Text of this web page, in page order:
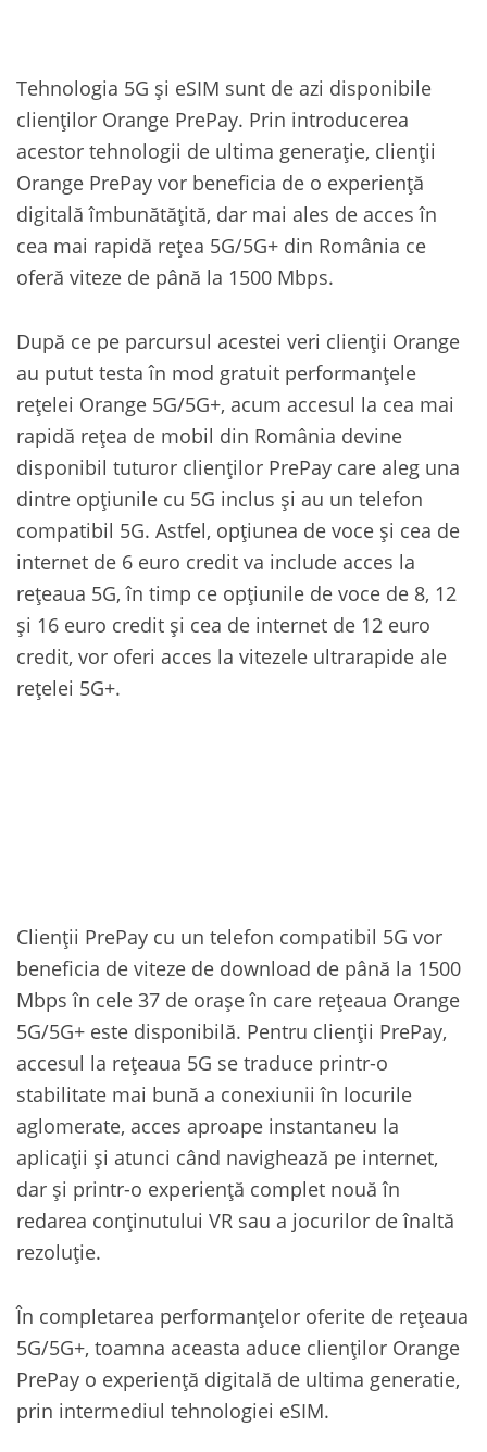
Tehnologia 5G și eSIM sunt de azi disponibile
clienților Orange PrePay. Prin introducerea
acestor tehnologii de ultima generație, clienții
Orange PrePay vor beneficia de o experiență
digitală îmbunătățită, dar mai ales de acces în
cea mai rapidă rețea 5G/5G+ din România ce
oferă viteze de până la 1500 Mbps.
După ce pe parcursul acestei veri clienții Orange
au putut testa în mod gratuit performanțele
rețelei Orange 5G/5G+, acum accesul la cea mai
rapidă rețea de mobil din România devine
disponibil tuturor clienților PrePay care aleg una
dintre opțiunile cu 5G inclus și au un telefon
compatibil 5G. Astfel, opțiunea de voce și cea de
internet de 6 euro credit va include acces la
rețeaua 5G, în timp ce opțiunile de voce de 8, 12
și 16 euro credit și cea de internet de 12 euro
credit, vor oferi acces la vitezele ultrarapide ale
rețelei 5G+.
Clienții PrePay cu un telefon compatibil 5G vor
beneficia de viteze de download de până la 1500
Mbps în cele 37 de orașe în care rețeaua Orange
5G/5G+ este disponibilă. Pentru clienții PrePay,
accesul la rețeaua 5G se traduce printr-o
stabilitate mai bună a conexiunii în locurile
aglomerate, acces aproape instantaneu la
aplicații și atunci când navighează pe internet,
dar și printr-o experiență complet nouă în
redarea conținutului VR sau a jocurilor de înaltă
rezoluție.
În completarea performanțelor oferite de rețeaua
5G/5G+, toamna aceasta aduce clienților Orange
PrePay o experiență digitală de ultima generatie,
prin intermediul tehnologiei eSIM.